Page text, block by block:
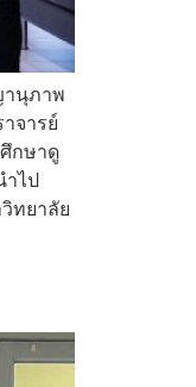
านุภาพ
จารย์
กษาดู
ำไป
ทยาลัย